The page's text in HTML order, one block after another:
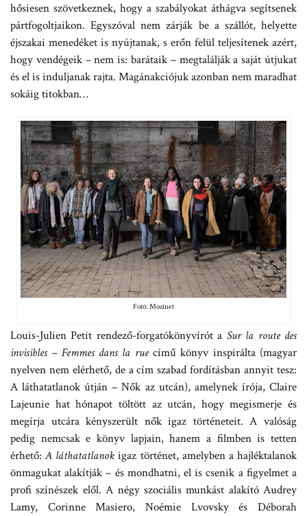
hősiesen szövetkeznek, hogy a szabályokat áthágva segítsenek
pártfogoltjaikon. Egyszóval nem zárják be a szállót, helyette
éjszakai menedéket is nyújtanak, s erőn felül teljesítenek azért,
hogy vendégeik – nem is: barátaik – megtalálják a saját útjukat
és el is induljanak rajta. Magánakciójuk azonban nem maradhat
sokáig titokban…
Fotó: Mozinet
Louis-Julien Petit rendező-forgatókönyvírót a Sur la route des
invisibles – Femmes dans la rue című könyv inspirálta (magyar
nyelven nem elérhető, de a cím szabad fordításban annyit tesz:
A láthatatlanok útján – Nők az utcán), amelynek írója, Claire
Lajeunie hat hónapot töltött az utcán, hogy megismerje és
megírja utcára kényszerült nők igaz történeteit. A valóság
pedig nemcsak e könyv lapjain, hanem a filmben is tetten
érhető:A láthatatlanok igaz történet, amelyben a hajléktalanok
önmagukat alakítják – és mondhatni, el is csenik a figyelmet a
profi színészek elől. A négy szociális munkást alakító Audrey
Lamy, Corinne Masiero, Noémie Lvovsky és Déborah